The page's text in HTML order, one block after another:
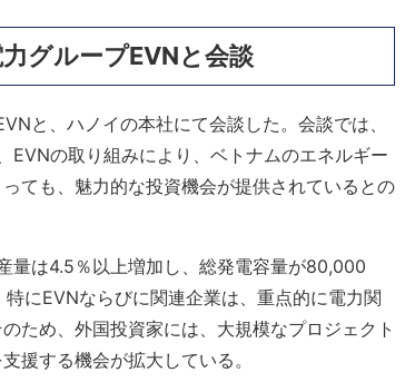
グループEVNと会談
と、ハノイの本社にて会談した。会談では、
の取り組みにより、ベトナムのエネルギー
ても、魅力的な投資機会が提供されているとの
量は4.5％以上増加し、総発電容量が80,000
にEVNならびに関連企業は、重点的に電力関
ため、外国投資家には、大規模なプロジェクト
援する機会が拡大している。